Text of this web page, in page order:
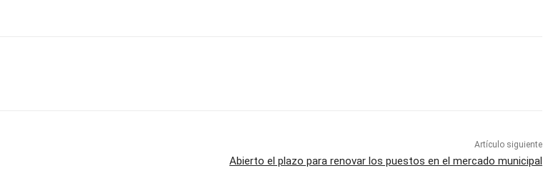
Artículo siguiente
Abierto el plazo para renovar los puestos en el mercado municipal